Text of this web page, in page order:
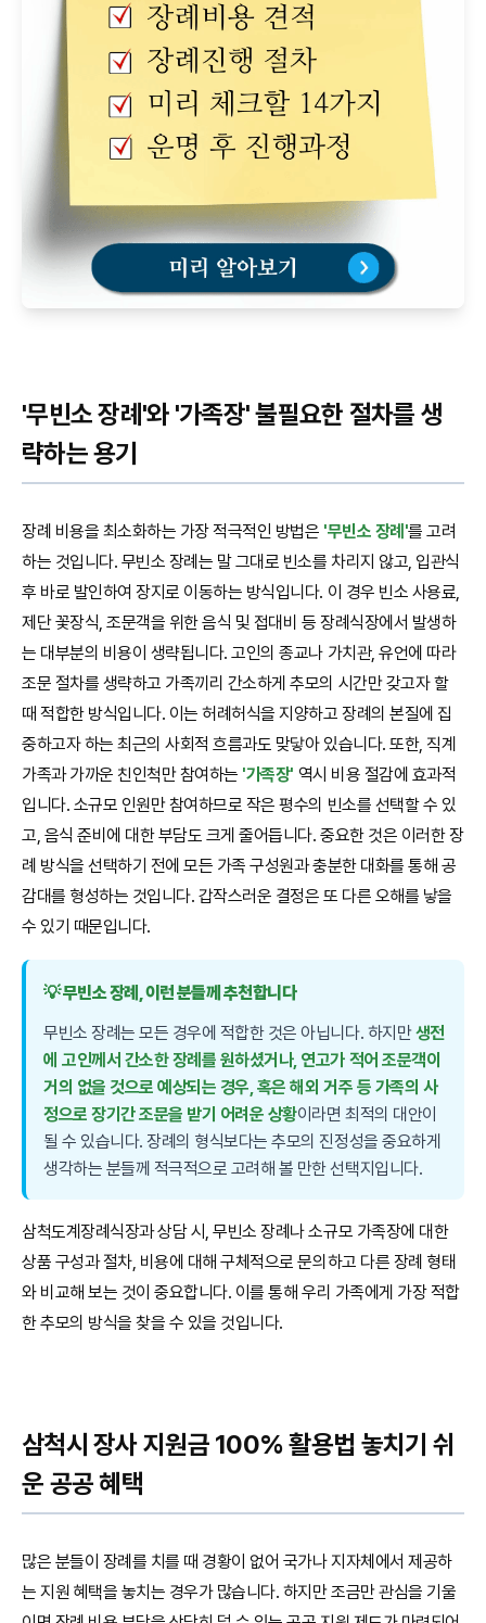
'무빈소 장례'와 '가족장' 불필요한 절차를 생
략하는 용기
장례 비용을 최소화하는 가장 적극적인 방법은 '무빈소 장례'를 고려
하는 것입니다. 무빈소 장례는 말 그대로 빈소를 차리지 않고, 입관식
후 바로 발인하여 장지로 이동하는 방식입니다. 이 경우 빈소 사용료,
제단 꽃장식, 조문객을 위한 음식 및 접대비 등 장례식장에서 발생하
는 대부분의 비용이 생략됩니다. 고인의 종교나 가치관, 유언에 따라
조문 절차를 생략하고 가족끼리 간소하게 추모의 시간만 갖고자 할
때 적합한 방식입니다. 이는 허례허식을 지양하고 장례의 본질에 집
중하고자 하는 최근의 사회적 흐름과도 맞닿아 있습니다. 또한, 직계
가족과 가까운 친인척만 참여하는 '가족장' 역시 비용 절감에 효과적
입니다. 소규모 인원만 참여하므로 작은 평수의 빈소를 선택할 수 있
고, 음식 준비에 대한 부담도 크게 줄어듭니다. 중요한 것은 이러한 장
례 방식을 선택하기 전에 모든 가족 구성원과 충분한 대화를 통해 공
감대를 형성하는 것입니다. 갑작스러운 결정은 또 다른 오해를 낳을
수 있기 때문입니다.
💡 무빈소 장례, 이런 분들께 추천합니다
무빈소 장례는 모든 경우에 적합한 것은 아닙니다. 하지만생전
에 고인께서 간소한 장례를 원하셨거나, 연고가 적어 조문객이
거의 없을 것으로 예상되는 경우, 혹은 해외 거주 등 가족의 사
정으로 장기간 조문을 받기 어려운 상황이라면 최적의 대안이
될 수 있습니다. 장례의 형식보다는 추모의 진정성을 중요하게
생각하는 분들께 적극적으로 고려해 볼 만한 선택지입니다.
삼척도계장례식장과 상담 시, 무빈소 장례나 소규모 가족장에 대한
상품 구성과 절차, 비용에 대해 구체적으로 문의하고 다른 장례 형태
와 비교해 보는 것이 중요합니다. 이를 통해 우리 가족에게 가장 적합
한 추모의 방식을 찾을 수 있을 것입니다.
삼척시 장사 지원금 100% 활용법 놓치기 쉬
운 공공 혜택
많은 분들이 장례를 치를 때 경황이 없어 국가나 지자체에서 제공하
는 지원 혜택을 놓치는 경우가 많습니다. 하지만 조금만 관심을 기울